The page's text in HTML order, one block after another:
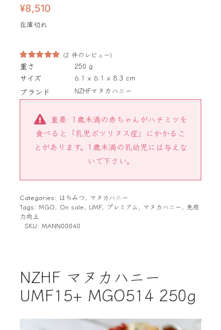
¥8,510
在庫切れ
2
件の利用者
評価に基づ
く5段階評
価のうち、
5.00点
(2 件のレビュー)
重さ 250 g
サイズ 6.1 × 6.1 × 8.3 cm
ブランド NZHFマヌカハニー
重要: 1歳未満の赤ちゃんがハチミツを
食べると「乳児ボツリヌス症」にかかるこ
とがあります。1歳未満の乳幼児には与えな
いで下さい。
Categories: はちみつ , マヌカハニー
Tags: MGO, On sale, UMF, プレミアム , マヌカハニー , 免疫
力向上
SKU: MANN00040
NZHF マヌカハニー
UMF15+ MGO514 250g